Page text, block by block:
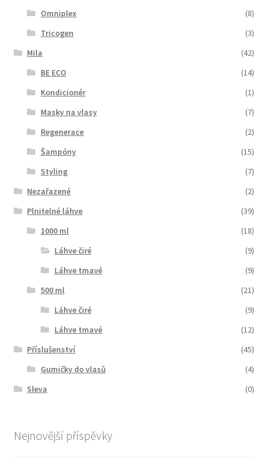
Omniplex
(8)
Tricogen
(3)
Mila
(42)
BE ECO
(14)
Kondicionér
(1)
Masky na vlasy
(7)
Regenerace
(2)
Šampóny
(15)
Styling
(7)
Nezařazené
(2)
Plnitelné láhve
(39)
1000 ml
(18)
Láhve čiré
(9)
Láhve tmavé
(9)
500 ml
(21)
Láhve čiré
(9)
Láhve tmavé
(12)
Příslušenství
(45)
Gumičky do vlasů
(4)
Sleva
(0)
Nejnovější příspěvky